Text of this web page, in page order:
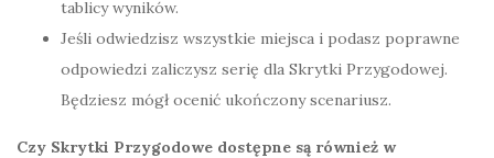
tablicy wyników.
Jeśli odwiedzisz wszystkie miejsca i podasz poprawne
odpowiedzi zaliczysz serię dla Skrytki Przygodowej.
Będziesz mógł ocenić ukończony scenariusz.
Czy Skrytki Przygodowe dostępne są również w